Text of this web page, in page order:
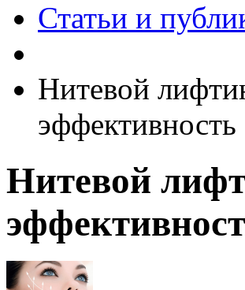
Статьи и
Нитевой
эффективность
Нитевой